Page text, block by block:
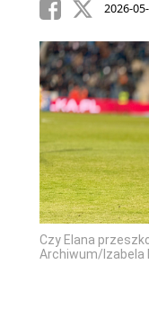
2026-
Czy Elana
Archiwum/Izabela